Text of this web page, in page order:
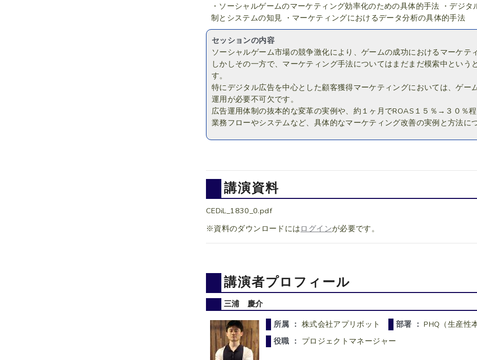
・ソーシャルゲームのマーケティング効率化のための具体的手法 ・デジ
制とシステムの知見 ・マーケティングにおけるデータ分析の具体的手法
セッションの内容
ソーシャルゲーム市場の競争激化により、ゲームの成功におけるマーケテ
しかしその一方で、マーケティング手法についてはまだまだ模索中という
す。
特にデジタル広告を中心とした顧客獲得マーケティングにおいては、ゲー
運用が必要不可欠です。
広告運用体制の抜本的な変革の実例や、約１ヶ月でROAS１５％→３０％
業務フローやシステムなど、具体的なマーケティング改善の実例と方法に
講演資料
CEDiL_1830_0.pdf
※資料のダウンロードには ログインが必要です。
講演者プロフィール
三浦 慶介
所属 ： 株式会社アプリボット 部署 ：PHQ（生産性
役職 ： プロジェクトマネージャー